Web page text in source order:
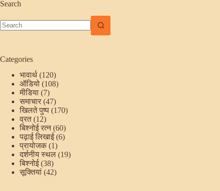
Search
Categories
भावार्थ (120)
ऑडियो (108)
मीडिया (7)
समाचार (47)
खिलते पुष्प (170)
व्रत(12)
बिश्नोई रत्न(60)
पढ़ाई लिखाई(6)
प्रायोजक (1)
दर्शनीय स्थल (19)
बिश्नोई(38)
सूक्तियां (42)